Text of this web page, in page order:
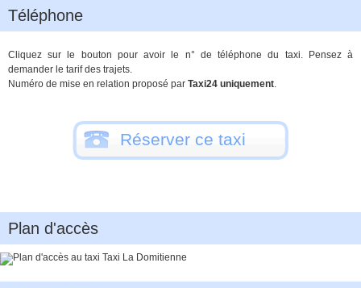
Téléphone
Cliquez sur le bouton pour avoir le n° de téléphone du taxi. Pensez à
demander le tarif des trajets.
Numéro de mise en relation proposé par Taxi24 uniquement.
Réserver ce taxi
Plan d'accès